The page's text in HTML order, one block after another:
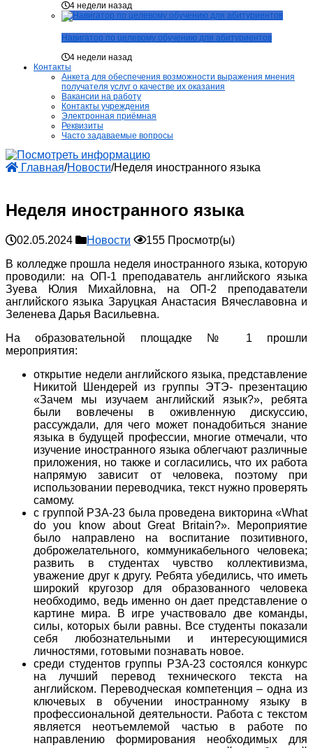
4 недели назад
Навигатор по целевому обучению для абитуриентов
4 недели назад
Контакты
Анкета для обеспечения возможности выражения мнения
получателя услуг о качестве их оказания
Вакансии на работу
Контакты учреждения
Электронная приёмная
Реквизиты
Часто задаваемые вопросы
Главная/Новости/Неделя иностранного языка
Неделя иностранного языка
02.05.2024 Новости
155 Просмотр(ы)
В колледже прошла неделя иностранного языка, которую
проводили: на ОП-1 преподаватель английского языка
Зуева Юлия Михайловна, на ОП-2 преподаватели
английского языка Заруцкая Анастасия Вячеславовна и
Зеленева Дарья Васильевна.
На образовательной площадке № 1 прошли
мероприятия:
открытие недели английского языка, представление
Никитой Шендерей из группы ЭТЭ- презентацию
«Зачем мы изучаем английский язык?», ребята
были вовлечены в оживленную дискуссию,
рассуждали, для чего может понадобиться знание
языка в будущей профессии, многие отмечали, что
изучение иностранного языка облегчают различные
приложения, но также и согласились, что их работа
напрямую зависит от человека, поэтому при
использовании переводчика, текст нужно проверять
самому.
с группой РЗА-23 была проведена викторина «What
do you know about Great Britain?». Мероприятие
было направлено на воспитание позитивного,
доброжелательного, коммуникабельного человека;
развить в студентах чувство коллективизма,
уважение друг к другу. Ребята убедились, что иметь
широкий кругозор для образованного человека
необходимо, ведь именно он дает представление о
картине мира. В игре участвовало две команды,
силы, которых были равны. Все студенты показали
себя любознательными и интересующимися
личностями, готовыми познавать новое.
среди студентов группы РЗА-23 состоялся конкурс
на лучший перевод технического текста на
английском. Переводческая компетенция – одна из
ключевых в обучении иностранному языку в
профессиональной деятельности. Работа с текстом
является неотъемлемой частью в работе по
направлению формирования необходимых для